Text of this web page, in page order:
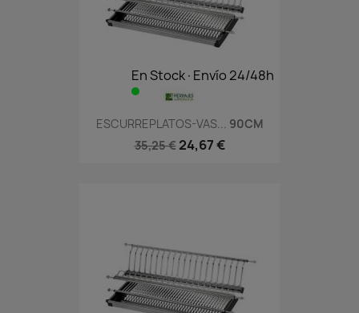
En Stock·Envío 24/48h
ESCURREPLATOS-VAS... 90CM
35,25 € 24,67 €